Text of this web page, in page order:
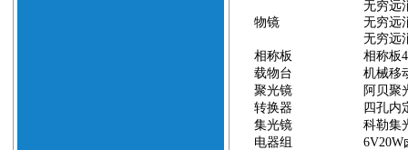
物镜
无穷远
无穷远
无穷远
相称板
相称板
载物台
机械移
聚光镜
阿贝聚
转换器
四孔内
集光镜
科勒集
电器组
6V20W